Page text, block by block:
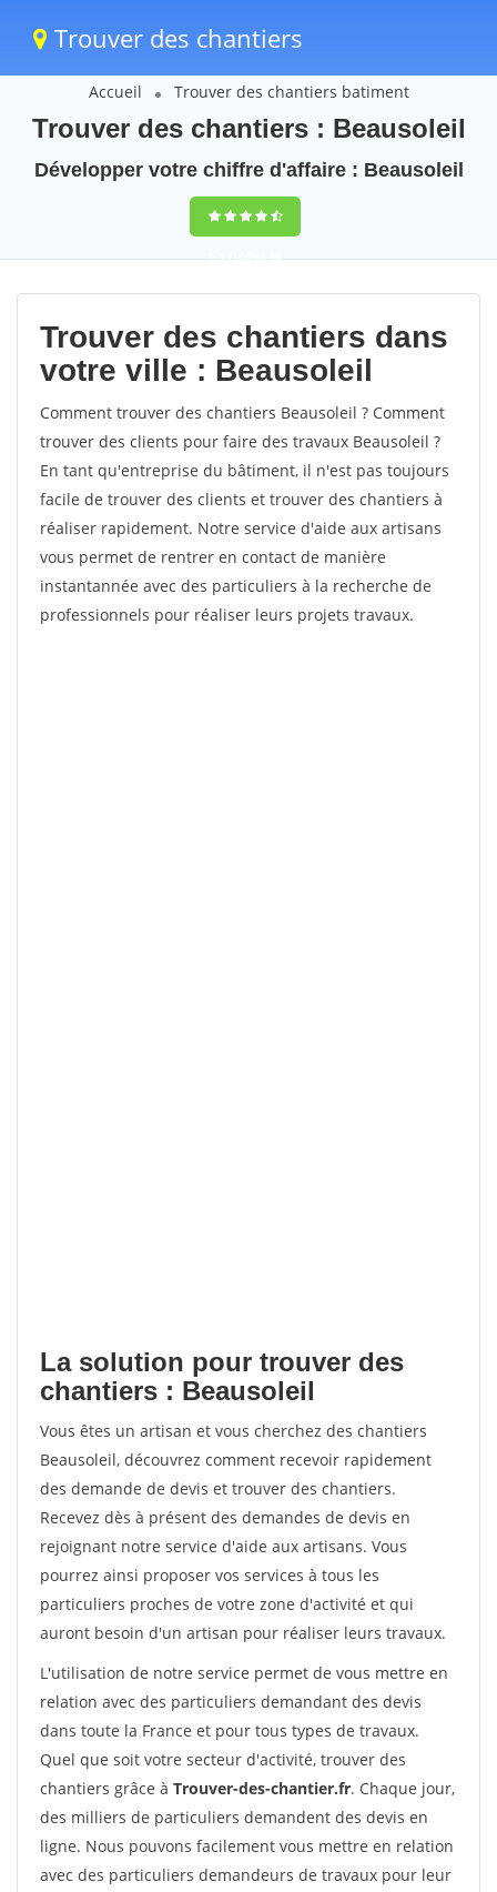
Trouver des chantiers
Accueil Trouver des chantiers batiment
Trouver des chantiers : Beausoleil
Développer votre chiffre d'affaire : Beausoleil
9,5(100%)40
votes
Trouver des chantiers dans
votre ville : Beausoleil
Comment trouver des chantiers Beausoleil ? Comment
trouver des clients pour faire des travaux Beausoleil ?
En tant qu'entreprise du bâtiment, il n'est pas toujours
facile de trouver des clients et trouver des chantiers à
réaliser rapidement. Notre service d'aide aux artisans
vous permet de rentrer en contact de manière
instantannée avec des particuliers à la recherche de
professionnels pour réaliser leurs projets travaux.
La solution pour trouver des
chantiers : Beausoleil
Vous êtes un artisan et vous cherchez des chantiers
Beausoleil, découvrez comment recevoir rapidement
des demande de devis et trouver des chantiers.
Recevez dès à présent des demandes de devis en
rejoignant notre service d'aide aux artisans. Vous
pourrez ainsi proposer vos services à tous les
particuliers proches de votre zone d'activité et qui
auront besoin d'un artisan pour réaliser leurs travaux.
L'utilisation de notre service permet de vous mettre en
relation avec des particuliers demandant des devis
dans toute la France et pour tous types de travaux.
Quel que soit votre secteur d'activité, trouver des
chantiers grâce à Trouver-des-chantier.fr. Chaque jour,
des milliers de particuliers demandent des devis en
ligne. Nous pouvons facilement vous mettre en relation
avec des particuliers demandeurs de travaux pour leur